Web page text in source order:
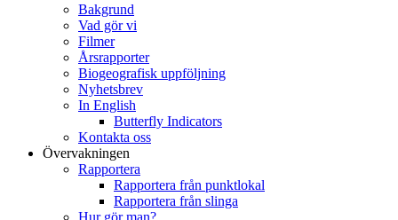
Bakgrund
Vad gör vi
Filmer
Årsrapporter
Biogeografisk uppföljning
Nyhetsbrev
In English
Butterfly Indicators
Kontakta oss
Övervakningen
Rapportera
Rapportera från punktlokal
Rapportera från slinga
Hur gör man?